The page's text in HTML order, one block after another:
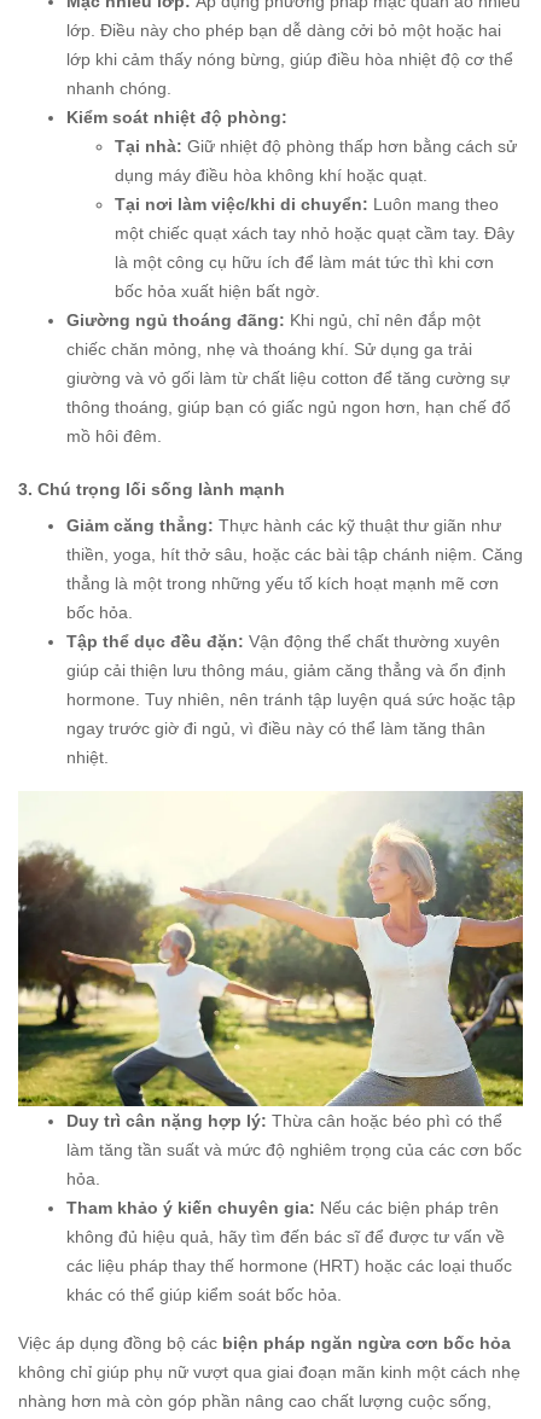
lớp. Điều này cho phép bạn dễ dàng cởi bỏ một hoặc hai
lớp khi cảm thấy nóng bừng, giúp điều hòa nhiệt độ cơ thể
nhanh chóng.
Kiểm soát nhiệt độ phòng:
Tại nhà: Giữ nhiệt độ phòng thấp hơn bằng cách sử
dụng máy điều hòa không khí hoặc quạt.
Tại nơi làm việc/khi di chuyển: Luôn mang theo
một chiếc quạt xách tay nhỏ hoặc quạt cầm tay. Đây
là một công cụ hữu ích để làm mát tức thì khi cơn
bốc hỏa xuất hiện bất ngờ.
Giường ngủ thoáng đãng: Khi ngủ, chỉ nên đắp một
chiếc chăn mỏng, nhẹ và thoáng khí. Sử dụng ga trải
giường và vỏ gối làm từ chất liệu cotton để tăng cường sự
thông thoáng, giúp bạn có giấc ngủ ngon hơn, hạn chế đổ
mồ hôi đêm.
3. Chú trọng lối sống lành mạnh
Giảm căng thẳng: Thực hành các kỹ thuật thư giãn như
thiền, yoga, hít thở sâu, hoặc các bài tập chánh niệm. Căng
thẳng là một trong những yếu tố kích hoạt mạnh mẽ cơn
bốc hỏa.
Tập thể dục đều đặn: Vận động thể chất thường xuyên
giúp cải thiện lưu thông máu, giảm căng thẳng và ổn định
hormone. Tuy nhiên, nên tránh tập luyện quá sức hoặc tập
ngay trước giờ đi ngủ, vì điều này có thể làm tăng thân
nhiệt.
Duy trì cân nặng hợp lý: Thừa cân hoặc béo phì có thể
làm tăng tần suất và mức độ nghiêm trọng của các cơn bốc
hỏa.
Tham khảo ý kiến chuyên gia: Nếu các biện pháp trên
không đủ hiệu quả, hãy tìm đến bác sĩ để được tư vấn về
các liệu pháp thay thế hormone (HRT) hoặc các loại thuốc
khác có thể giúp kiểm soát bốc hỏa.
Việc áp dụng đồng bộ các biện pháp ngăn ngừa cơn bốc hỏa
không chỉ giúp phụ nữ vượt qua giai đoạn mãn kinh một cách nhẹ
nhàng hơn mà còn góp phần nâng cao chất lượng cuộc sống,